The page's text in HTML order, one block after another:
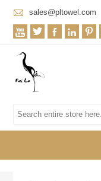
 sales@pltowel.com
    